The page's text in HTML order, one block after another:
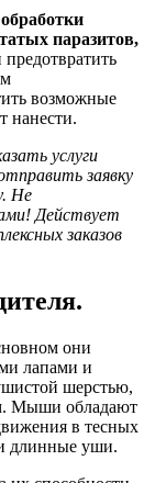
паразитов,
возможные
нанести.
услуги
заявку
Не
Действует
заказов
они
лапами и
шерстью,
Мыши обладают
в тесных
длинные уши.